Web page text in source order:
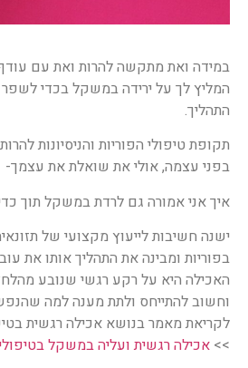
במידה ואת מתקשה להרות ואת עם
המליץ לך על ירידה במשקל בכדי לשפר
התהליך.
תקופת טיפולי הפוריות והניסיונות
בפני עצמה, אולי את שואלת את עצמך-
איך אני אמורה גם לרדת במשקל תוך
ישנה חשיבות לייעוץ מקצועי של
בפוריות ומבינה את התהליך אותו את
האכילה היא על רקע רגשי שנובע
וחשוב להתייחס ולתת מענה למה
לקריאת מאמר בנושא אכילה רגשית
>> אכילה רגשית ועליה במשקל